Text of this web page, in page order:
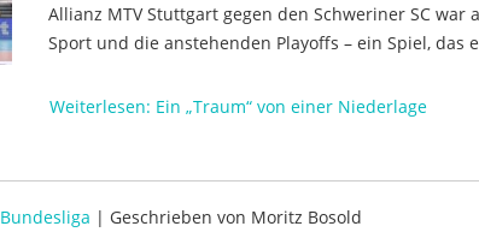
Allianz MTV Stuttgart gegen den Schweriner SC
Sport und die anstehenden Playoffs – ein Spiel,
Weiterlesen: Ein „Traum“ von einer Niederlage
| Geschrieben von Moritz Bosold